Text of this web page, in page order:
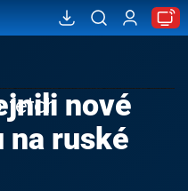
fetch nové
na ruské